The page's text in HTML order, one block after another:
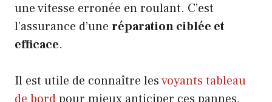
une vitesse erronée en roulant. C’est
l’assurance d’une réparation ciblée et
efficace.
Il est utile de connaître lesvoyants tableau